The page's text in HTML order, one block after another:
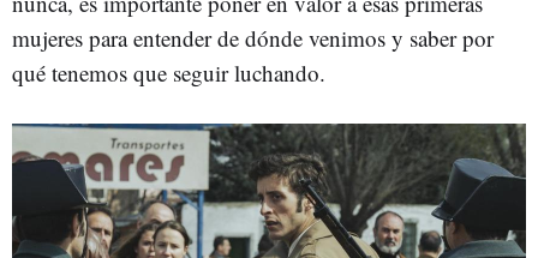
mujeres para entender de dónde venimos y saber por
qué tenemos que seguir luchando.